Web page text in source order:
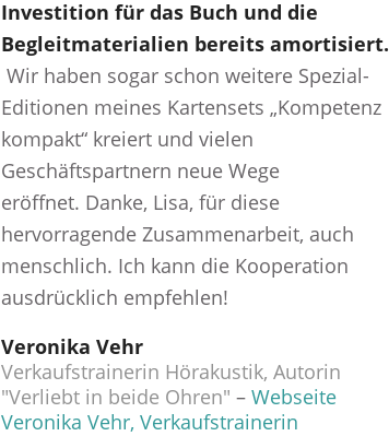
Investition für das Buch und die
Begleitmaterialien bereits amortisiert.
Wir haben sogar schon weitere Spezial-
Editionen meines Kartensets „Kompetenz
kompakt“ kreiert und vielen
Geschäftspartnern neue Wege
eröffnet. Danke, Lisa, für diese
hervorragende Zusammenarbeit, auch
menschlich. Ich kann die Kooperation
ausdrücklich empfehlen!
Veronika Vehr
Verkaufstrainerin Hörakustik, Autorin
"Verliebt in beide Ohren" – Webseite
Veronika Vehr, Verkaufstrainerin